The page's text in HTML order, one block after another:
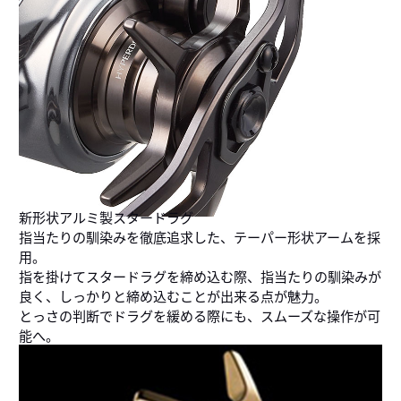
新形状アルミ製スタードラグ
指当たりの馴染みを徹底追求した、テーパー形状アームを採
用。
指を掛けてスタードラグを締め込む際、指当たりの馴染みが
良く、しっかりと締め込むことが出来る点が魅力。
とっさの判断でドラグを緩める際にも、スムーズな操作が可
能へ。